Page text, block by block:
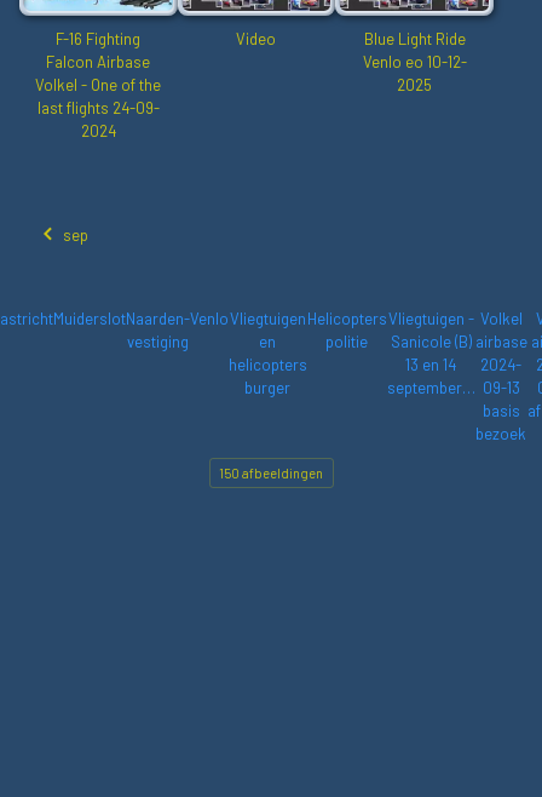
F-16 Fighting
Falcon Airbase
Volkel - One of the
last flights 24-09-
2024
Video
Blue Light Ride
Venlo eo 10-12-
2025
sep
MuiderslotNaarden-
vestiging
VenloVliegtuigen
en
helicopters
burger
Helicopters
politie
Vliegtuigen -
Sanicole (B)
13 en 14
september…
Volkel
airbase
2024-
09-13
basis
bezoek
150 afbeeldingen